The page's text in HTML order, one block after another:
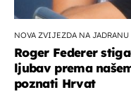
NOVA ZVIJEZDA NA JADRANU
Roger Federer
ljubav prema
poznati Hrvat